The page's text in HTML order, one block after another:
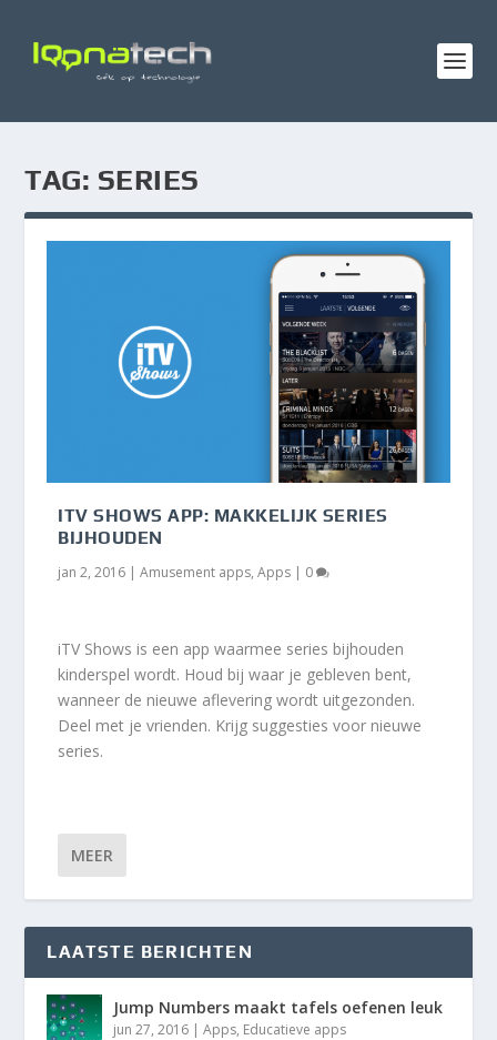
TAG: SERIES
ITV SHOWS APP: MAKKELIJK SERIES
BIJHOUDEN
jan 2, 2016 |Amusement apps,Apps | 0
iTV Shows is een app waarmee series bijhouden
kinderspel wordt. Houd bij waar je gebleven bent,
wanneer de nieuwe aflevering wordt uitgezonden.
Deel met je vrienden. Krijg suggesties voor nieuwe
series.
MEER
LAATSTE BERICHTEN
Jump Numbers maakt tafels oefenen leuk
jun 27, 2016 |Apps, Educatieve apps